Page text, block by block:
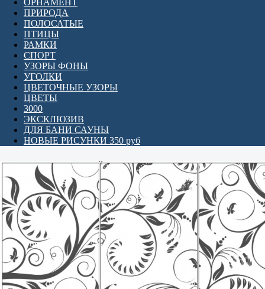
ОРНАМЕНТ
ПРИРОДА
ПОЛОСАТЫЕ
ПТИЦЫ
РАМКИ
СПОРТ
УЗОРЫ ФОНЫ
УГОЛКИ
ЦВЕТОЧНЫЕ УЗОРЫ
ЦВЕТЫ
3000
ЭКСКЛЮЗИВ
ДЛЯ БАНИ САУНЫ
НОВЫЕ РИСУНКИ 350 руб